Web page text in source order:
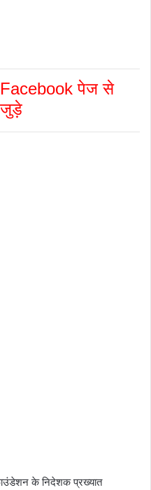
Facebook पेज से
जुड़े
के निदेशक प्रख्यात